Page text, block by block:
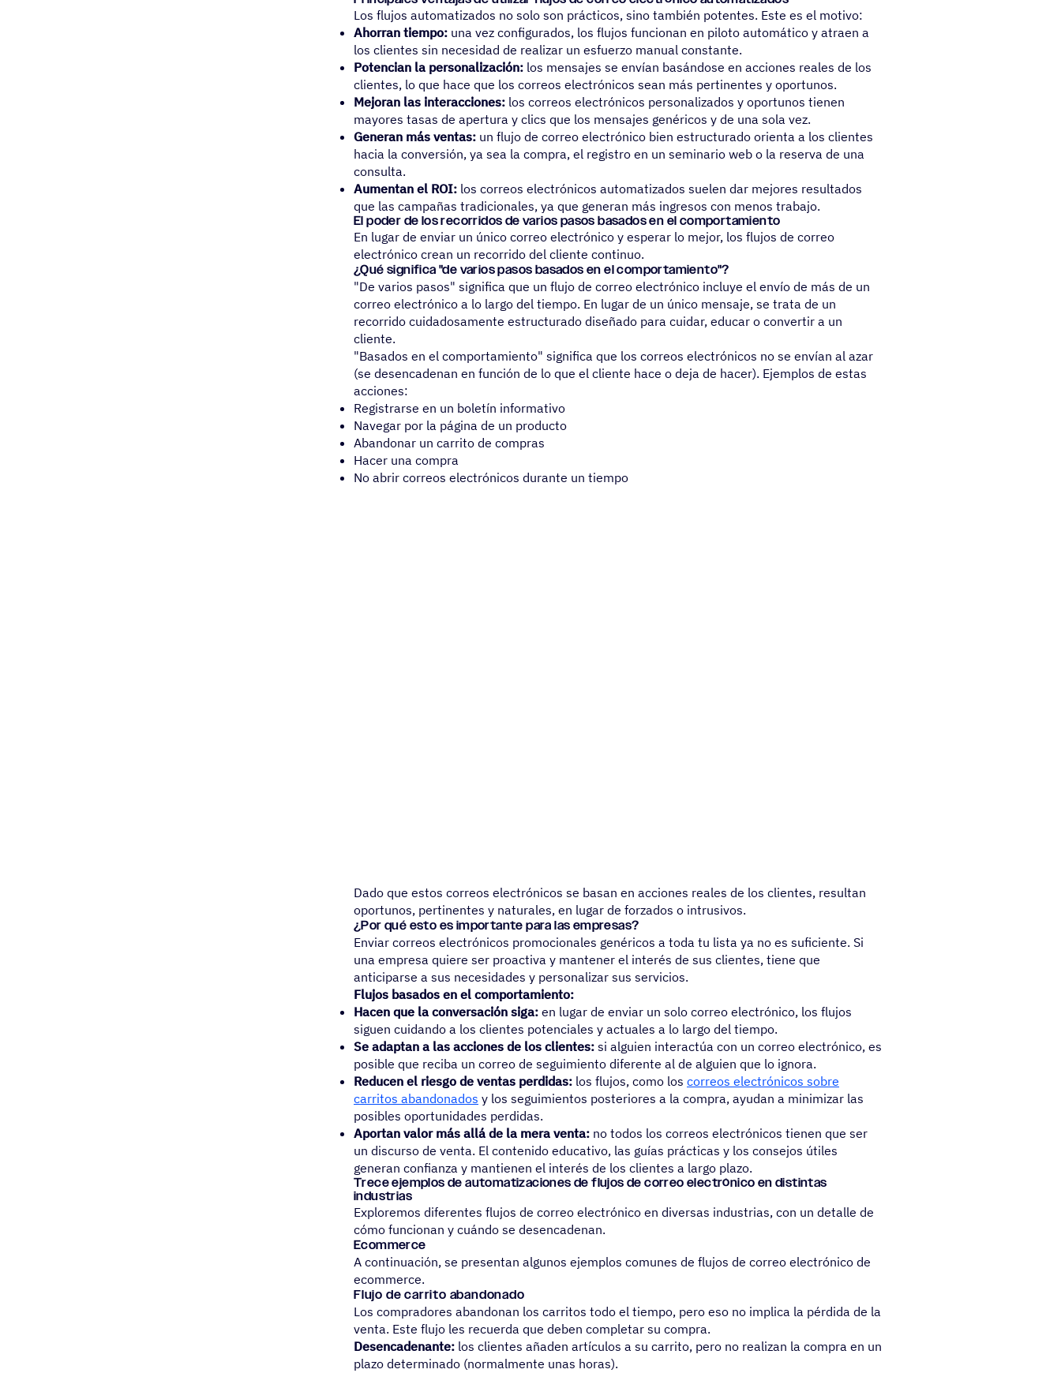
Los flujos automatizados no solo son prácticos, sino también potentes. Este es el motivo:
Ahorran tiempo: una vez configurados, los flujos funcionan en piloto automático y atraen a
los clientes sin necesidad de realizar un esfuerzo manual constante.
Potencian la personalización: los mensajes se envían basándose en acciones reales de los
clientes, lo que hace que los correos electrónicos sean más pertinentes y oportunos.
Mejoran las interacciones: los correos electrónicos personalizados y oportunos tienen
mayores tasas de apertura y clics que los mensajes genéricos y de una sola vez.
Generan más ventas: un flujo de correo electrónico bien estructurado orienta a los clientes
hacia la conversión, ya sea la compra, el registro en un seminario web o la reserva de una
consulta.
Aumentan el ROI: los correos electrónicos automatizados suelen dar mejores resultados
que las campañas tradicionales, ya que generan más ingresos con menos trabajo.
El poder de los reco­rri­dos de varios pasos basados en el comportamiento
En lugar de enviar un único correo electrónico y esperar lo mejor, los flujos de correo
electrónico crean un recorrido del cliente continuo.
¿Qué significa "de varios pasos basados en el comportamiento"?
"De varios pasos" significa que un flujo de correo electrónico incluye el envío de más de un
correo electrónico a lo largo del tiempo. En lugar de un único mensaje, se trata de un
recorrido cuidadosamente estructurado diseñado para cuidar, educar o convertir a un
cliente.
"Basados en el comportamiento" significa que los correos electrónicos no se envían al azar
(se desencadenan en función de lo que el cliente hace o deja de hacer). Ejemplos de estas
acciones:
Registrarse en un boletín informativo
Navegar por la página de un producto
Abandonar un carrito de compras
Hacer una compra
No abrir correos electrónicos durante un tiempo
Dado que estos correos electrónicos se basan en acciones reales de los clientes, resultan
oportunos, pertinentes y naturales, en lugar de forzados o intrusivos.
¿Por qué esto es importante para las empresas?
Enviar correos electrónicos promocionales genéricos a toda tu lista ya no es suficiente. Si
una empresa quiere ser proactiva y mantener el interés de sus clientes, tiene que
anticiparse a sus necesidades y personalizar sus servicios.
Flujos basados en el comportamiento:
Hacen que la conversación siga: en lugar de enviar un solo correo electrónico, los flujos
siguen cuidando a los clientes potenciales y actuales a lo largo del tiempo.
Se adaptan a las acciones de los clientes: si alguien interactúa con un correo electrónico, es
posible que reciba un correo de seguimiento diferente al de alguien que lo ignora.
Reducen el riesgo de ventas perdidas: los flujos, como los correos electrónicos sobre
carritos abandonados y los seguimientos posteriores a la compra, ayudan a minimizar las
posibles oportunidades perdidas.
Aportan valor más allá de la mera venta: no todos los correos electrónicos tienen que ser
un discurso de venta. El contenido educativo, las guías prácticas y los consejos útiles
generan confianza y mantienen el interés de los clientes a largo plazo.
Trece ejem­plos de auto­ma­ti­za­cio­nes de flujos de correo elec­tró­nico en distintas
industrias
Exploremos diferentes flujos de correo electrónico en diversas industrias, con un detalle de
cómo funcionan y cuándo se desencadenan.
Ecommerce
A continuación, se presentan algunos ejemplos comunes de flujos de correo electrónico de
ecommerce.
Flujo de carrito abandonado
Los compradores abandonan los carritos todo el tiempo, pero eso no implica la pérdida de la
venta. Este flujo les recuerda que deben completar su compra.
Desencadenante: los clientes añaden artículos a su carrito, pero no realizan la compra en un
plazo determinado (normalmente unas horas).